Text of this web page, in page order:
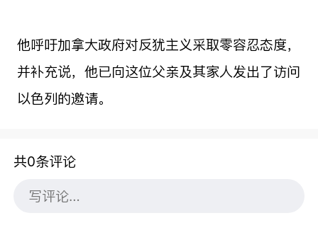
他呼吁加拿大政府对反犹主义采取零容忍态度，
并补充说，他已向这位父亲及其家人发出了访问
以色列的邀请。
共0条评论